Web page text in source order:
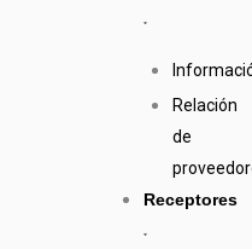
Relación
de
Receptores